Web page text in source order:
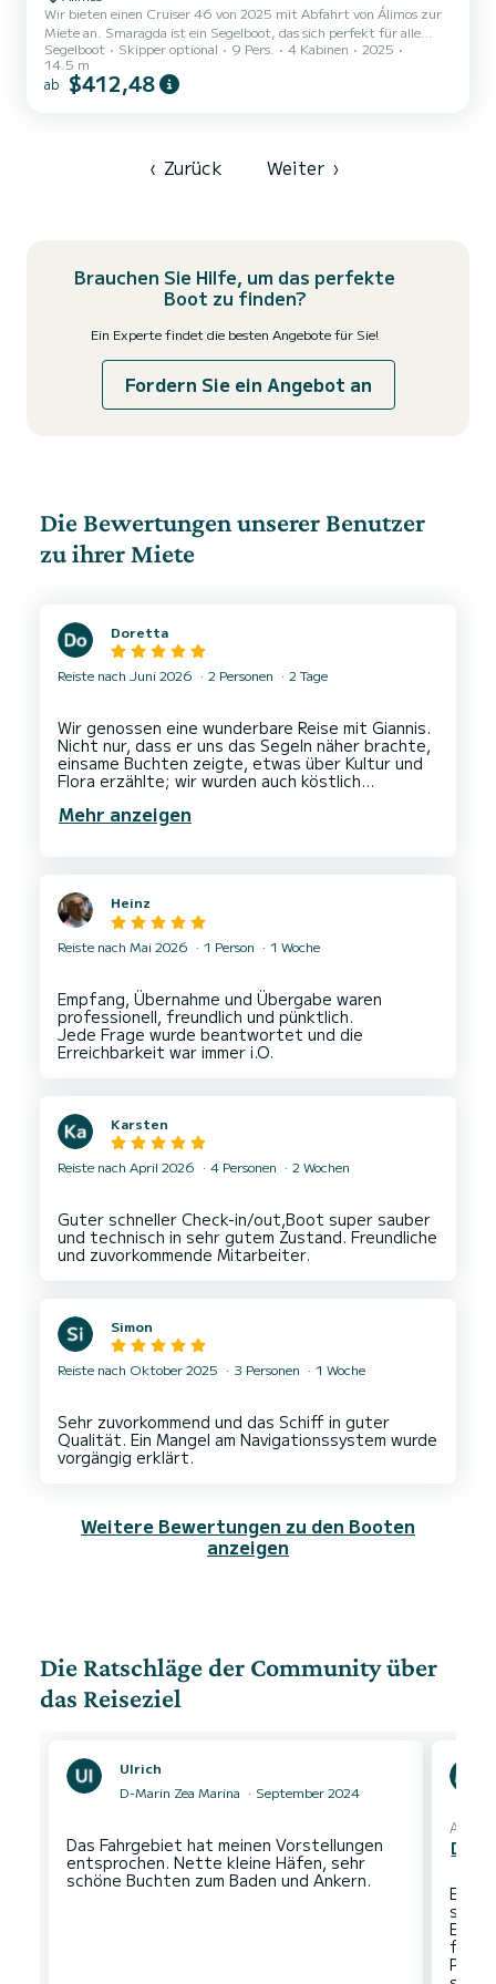
Wir bieten einen Cruiser 46 von 2025 mit Abfahrt von Álimos zur
Miete an. Smaragda ist ein Segelboot, das sich perfekt für alle
Charterfahrten eignet. Dieses Segelboot ist sehr angenehm zu
handhaben für eine einwöchige Kreuzfahrt oder länger. Das Boot
verfügt über 4 Kabinen mit absolutem Komfort und bietet Platz
Segelboot Skipper optional 9 Pers. 4 Kabinen
2025
14.5 m
ab $412,48
‹ Zurück Weiter ›
Brauchen Sie Hilfe, um das perfekte
Boot zu finden?
Ein Experte findet die besten Angebote für Sie!
Fordern Sie ein Angebot an
Die Bewertungen unserer Benutzer
zu ihrer Miete
Doretta
Reiste nach Juni 2026 2 Personen 2 Tage
Wir genossen eine wunderbare Reise mit Giannis.
Nicht nur, dass er uns das Segeln näher brachte,
einsame Buchten zeigte, etwas über Kultur und
Flora erzählte; wir wurden auch köstlich
Gefühl die Zeit allein genießen zu können, da er
Mehr anzeigen
Heinz
Reiste nach Mai 2026 1 Person 1 Woche
Empfang, Übernahme und Übergabe waren
professionell, freundlich und pünktlich.
Jede Frage wurde beantwortet und die
Karsten
Reiste nach April 2026 4 Personen 2 Wochen
Guter schneller Check-in/out,Boot super sauber
und technisch in sehr gutem Zustand. Freundliche
Simon
Reiste nach Oktober 2025 3 Personen 1 Woche
Sehr zuvorkommend und das Schiff in guter
Qualität. Ein Mangel am Navigationssystem wurde
Weitere Bewertungen zu den Booten
anzeigen
Die Ratschläge der Community über
das Reiseziel
Ulrich
D-Marin Zea Marina
September 2024
Das Fahrgebiet hat meinen Vorstellungen
entsprochen. Nette kleine Häfen, sehr
Den
Es
fährt
Platz